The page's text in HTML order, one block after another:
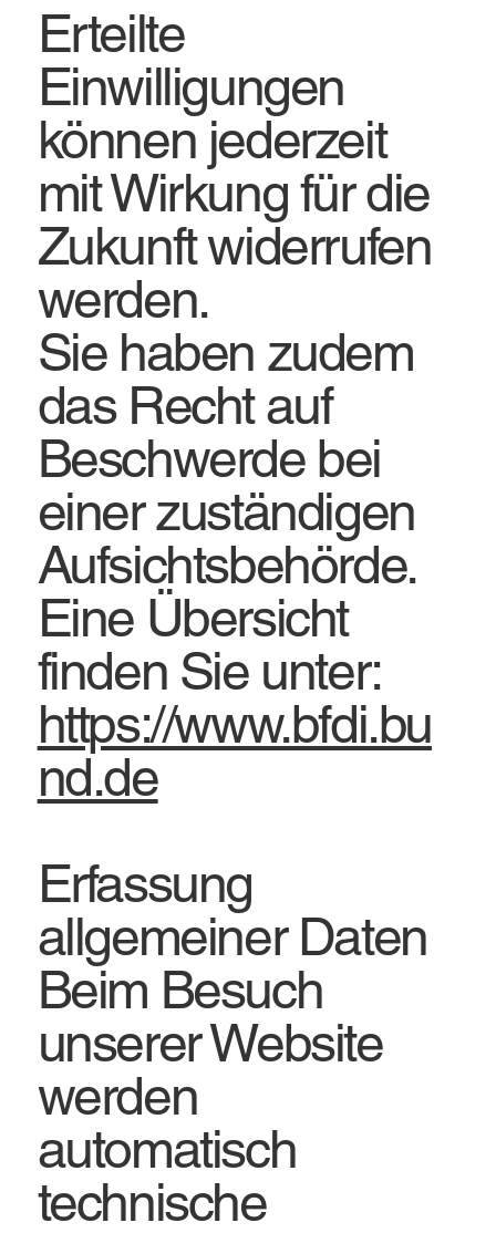
Erteilte
Einwilligungen
können jederzeit
mit Wirkung für die
Zukunft widerrufen
werden.
Sie haben zudem
das Recht auf
Beschwerde bei
einer zuständigen
Aufsichtsbehörde.
Eine Übersicht
finden Sie unter:
https://www.bfdi.bu
nd.de
Erfassung
allgemeiner Daten
Beim Besuch
unserer Website
werden
automatisch
technische